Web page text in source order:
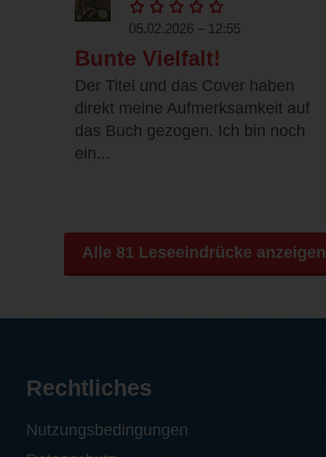
05.02.2026 – 12:55
Bunte Vielfalt!
Der Titel und das Cover haben
direkt meine Aufmerksamkeit auf
das Buch gezogen. Ich bin noch
ein...
Alle 81 Leseeindrücke anzeigen
Rechtliches
Nutzungsbedingungen